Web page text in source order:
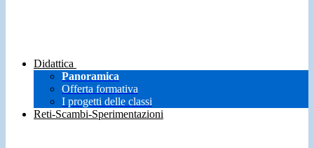
Didattica
Panoramica
Offerta formativa
I progetti delle classi
Reti-Scambi-Sperimentazioni